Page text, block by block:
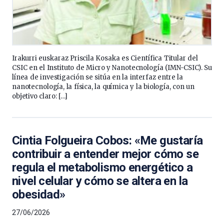
Irakurri euskaraz Priscila Kosaka es Científica Titular del
CSIC en el Instituto de Micro y Nanotecnología (IMN-CSIC). Su
línea de investigación se sitúa en la interfaz entre la
nanotecnología, la física, la química y la biología, con un
objetivo claro: […]
Cintia Folgueira Cobos: «Me gustaría
contribuir a entender mejor cómo se
regula el metabolismo energético a
nivel celular y cómo se altera en la
obesidad»
27/06/2026